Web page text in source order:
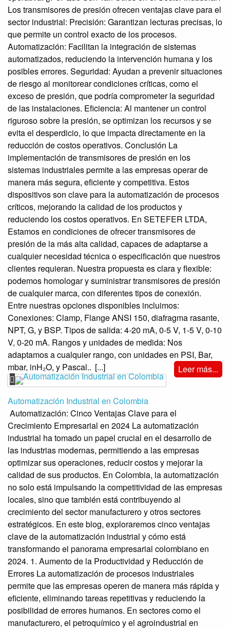
Los transmisores de presión ofrecen ventajas clave para el
sector industrial: Precisión: Garantizan lecturas precisas, lo
que permite un control exacto de los procesos.
Automatización: Facilitan la integración de sistemas
automatizados, reduciendo la intervención humana y los
posibles errores. Seguridad: Ayudan a prevenir situaciones
de riesgo al monitorear condiciones críticas, como el
exceso de presión, que podría comprometer la seguridad
de las instalaciones. Eficiencia: Al mantener un control
riguroso sobre la presión, se optimizan los recursos y se
evita el desperdicio, lo que impacta directamente en la
reducción de costos operativos. Conclusión La
implementación de transmisores de presión en los
sistemas industriales permite a las empresas operar de
manera más segura, eficiente y competitiva. Estos
dispositivos son clave para la automatización de procesos
críticos, mejorando la calidad de los productos y
reduciendo los costos operativos. En SETEFER LTDA,
Estamos en condiciones de ofrecer transmisores de
presión de la más alta calidad, capaces de adaptarse a
cualquier necesidad técnica o especificación que nuestros
clientes requieran. Nuestra propuesta es clara y flexible:
podemos homologar y suministrar transmisores de presión
de cualquier marca, con diferentes tipos de conexión.
Entre nuestras opciones disponibles incluimos:
Conexiones: Clamp, Flange ANSI 150, diafragma rasante,
NPT, G, y BSP. Tipos de salida: 4-20 mA, 0-5 V, 1-5 V, 0-10
V, 0-20 mA. Rangos y unidades de medida: Nos
adaptamos a cualquier rango, con unidades en PSI, Bar,
mbar, inH₂O, y Pascal.. [...] Leer más...
Automatización Industrial en Colombia
Automatización: Cinco Ventajas Clave para el
Crecimiento Empresarial en 2024 La automatización
industrial ha tomado un papel crucial en el desarrollo de
las industrias modernas, permitiendo a las empresas
optimizar sus operaciones, reducir costos y mejorar la
calidad de sus productos. En Colombia, la automatización
no solo está impulsando la competitividad de las empresas
locales, sino que también está contribuyendo al
crecimiento del sector manufacturero y otros sectores
estratégicos. En este blog, exploraremos cinco ventajas
clave de la automatización industrial y cómo está
transformando el panorama empresarial colombiano en
2024. 1. Aumento de la Productividad y Reducción de
Errores La automatización de procesos industriales
permite que las empresas operen de manera más rápida y
eficiente, eliminando tareas repetitivas y reduciendo la
posibilidad de errores humanos. En sectores como el
manufacturero, el petroquímico y el agroindustrial en